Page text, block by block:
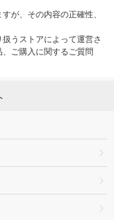
が、その内容の正確性、
うストアによって運営さ
ご購入に関するご質問